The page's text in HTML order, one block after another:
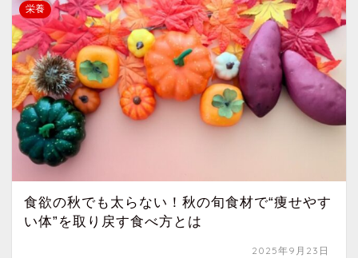
栄養
食欲の秋でも太らない！秋の旬食材で“痩せやす
い体”を取り戻す食べ方とは
2025年9月23日